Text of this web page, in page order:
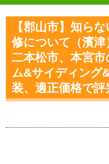
【郡山市】知ら
修について（濱津
二本松市、本宮
ム&サイディング
装、適正価格で